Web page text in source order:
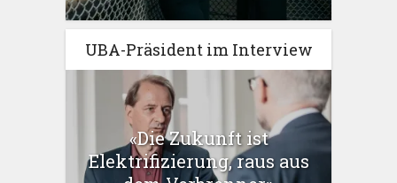
UBA-Präsident im Interview
«Die Zukunft ist
Elektrifizierung, raus aus